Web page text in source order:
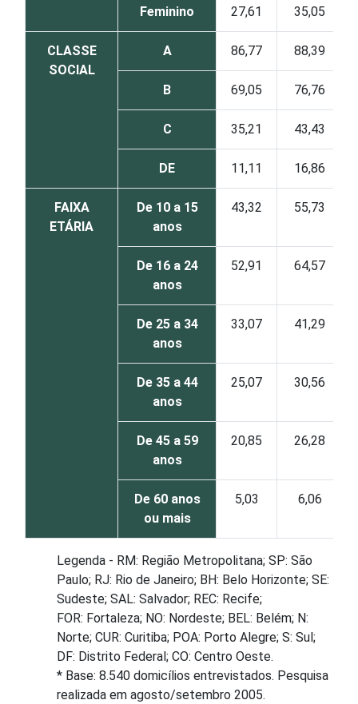
Feminino 27,61 35,05
CLASSE
SOCIAL
A 86,77 88,39
B 69,05 76,76
C 35,21 43,43
DE 11,11 16,86
FAIXA
ETÁRIA
De 10 a 15
anos
43,32 55,73
De 16 a 24
anos
52,91 64,57
De 25 a 34
anos
33,07 41,29
De 35 a 44
anos
25,07 30,56
De 45 a 59
anos
20,85 26,28
De 60 anos
ou mais
5,03 6,06
Legenda - RM: Região Metropolitana; SP: São
Paulo; RJ: Rio de Janeiro; BH: Belo Horizonte; SE:
Sudeste; SAL: Salvador; REC: Recife;
FOR: Fortaleza; NO: Nordeste; BEL: Belém; N:
Norte; CUR: Curitiba; POA: Porto Alegre; S: Sul;
DF: Distrito Federal; CO: Centro Oeste.
* Base: 8.540 domicílios entrevistados. Pesquisa
realizada em agosto/setembro 2005.